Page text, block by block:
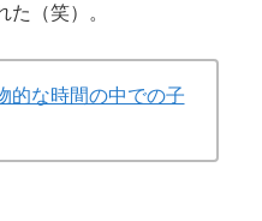
（笑）。
的な時間の中での子